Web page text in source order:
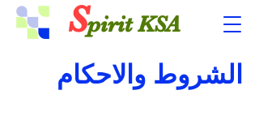
Spirit KSA
الشروط والاحكام